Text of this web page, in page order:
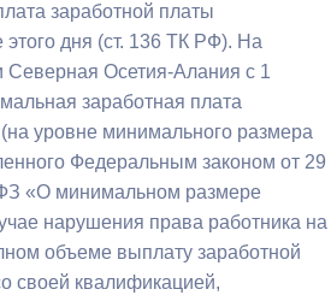
заработной платы
этого дня (ст. 136 ТК РФ). На
Северная Осетия-Алания с 1
заработная плата
уровне минимального размера
Федеральным законом от 29
«О минимальном размере
нарушения права работника на
объеме выплату заработной
своей квалификацией,